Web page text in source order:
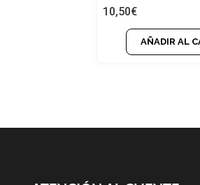
010,50€
AÑADIR AL